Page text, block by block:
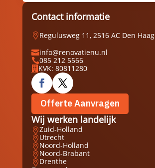
Contact informatie
Regulusweg 11, 2516 AC Den Haag
info@renovatienu.nl
085 212 5566
 KVK: 80811280
Offerte Aanvragen
Wij werken landelijk
Zuid-Holland
Utrecht
Noord-Holland
Noord-Brabant
Drenthe